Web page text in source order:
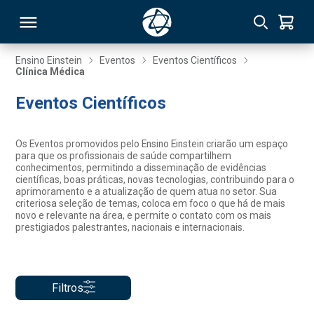
Ensino Einstein Eventos
Eventos Científicos
Clínica Médica
Eventos Científicos
Os Eventos promovidos pelo Ensino Einstein criarão um espaço
para que os profissionais de saúde compartilhem
conhecimentos, permitindo a disseminação de evidências
científicas, boas práticas, novas tecnologias, contribuindo para o
aprimoramento e a atualização de quem atua no setor. Sua
criteriosa seleção de temas, coloca em foco o que há de mais
novo e relevante na área, e permite o contato com os mais
prestigiados palestrantes, nacionais e internacionais.
Filtros